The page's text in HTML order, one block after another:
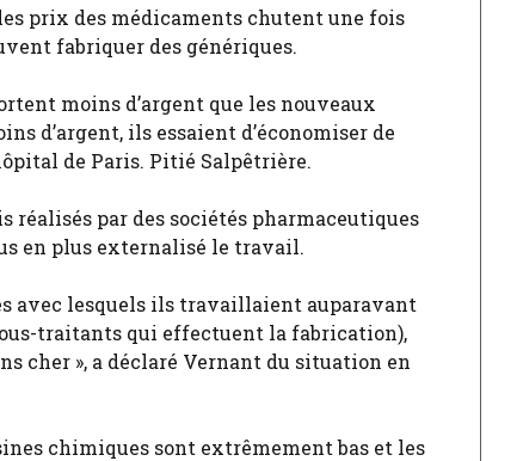
prix des médicaments chutent une fois
fabriquer des génériques.
moins d’argent que les nouveaux
d’argent, ils essaient d’économiser de
de Paris. Pitié Salpêtrière.
par des sociétés pharmaceutiques
en plus externalisé le travail.
avec lesquels ils travaillaient auparavant
traitants qui effectuent la fabrication),
cher », a déclaré Vernant du situation en
chimiques sont extrêmement bas et les